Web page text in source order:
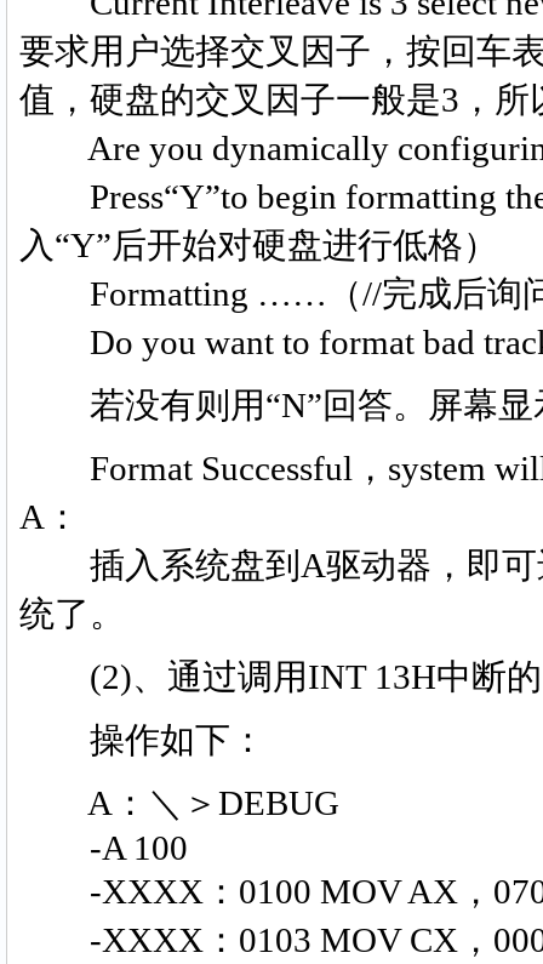
要求用户选择交叉因子，按回车
值，硬盘的交叉因子一般是3，
Are you dynamically
Press“Y”to begin formatting
入“Y”后开始对硬盘进行低格）
Formatting ……（//完成后询
Do you want to format bad
若没有则用“N”回答。屏幕显
Format Successful，system will
A：
插入系统盘到A驱动器，即可
统了。
(2)、通过调用INT 13H中断的
操作如下：
A：＼＞DEBUG
-A 100
-XXXX：0100 MOV AX，
-XXXX：0103 MOV CX，